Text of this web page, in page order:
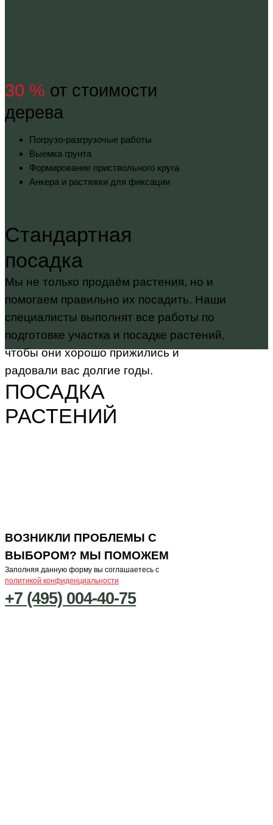
30 % от стоимости
дерева
Погрузо-разгрузочые работы
Выемка грунта
Формирование приствольного круга
Анкера и растяжки для фиксации
Стандартная
посадка
Мы не только продаём растения, но и
помогаем правильно их посадить. Наши
специалисты выполнят все работы по
подготовке участка и посадке растений,
чтобы они хорошо прижились и
радовали вас долгие годы.
ПОСАДКА
РАСТЕНИЙ
ВОЗНИКЛИ ПРОБЛЕМЫ С
ВЫБОРОМ? МЫ ПОМОЖЕМ
Заполняя данную форму вы соглашаетесь с
политикой конфиденциальности
+7 (495) 004-40-75